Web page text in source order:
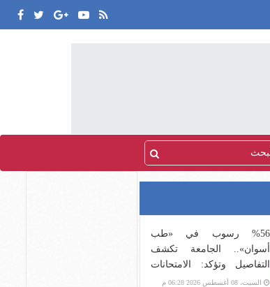
%56 رسوب في «طب
أسوان».. الجامعة تكشف
التفاصيل وتؤكد: الامتحانات
تقيس الفهم وليس الحفظ
السبت، 08 أغسطس 2026 06:28 م